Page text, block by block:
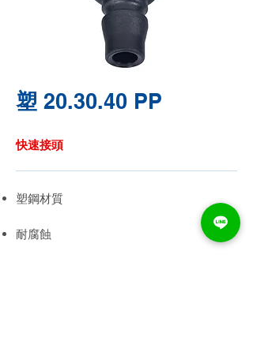
塑 20.30.40 PP
快速接頭
塑鋼材質
耐腐蝕